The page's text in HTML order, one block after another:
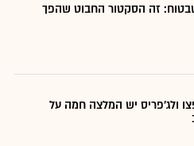
זה הסקטור החבוט שהפך
ולג'פריס יש המלצה חמה על